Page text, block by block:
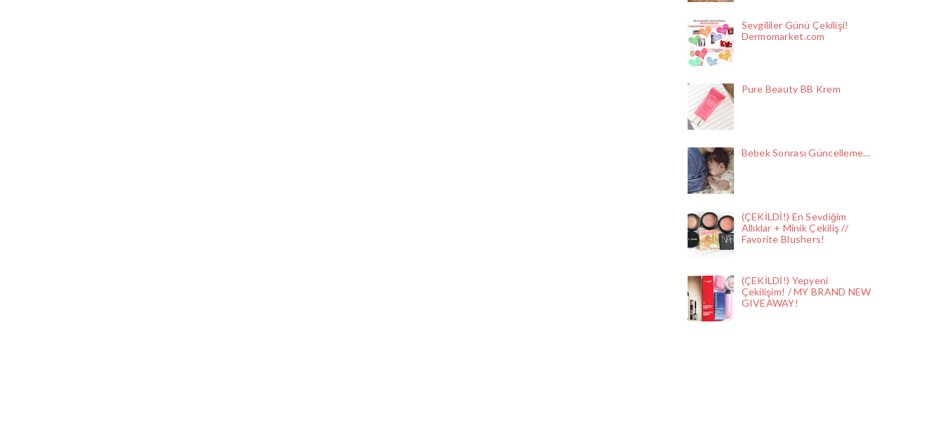
Sevgililer Günü Çekilişi!
Dermomarket.com
Pure Beauty BB Krem
Bebek Sonrası Güncelleme...
(ÇEKİLDİ!) En Sevdiğim
Allıklar + Minik Çekiliş //
Favorite Blushers!
(ÇEKİLDİ!) Yepyeni
Çekilişim! / MY BRAND NEW
GIVEAWAY!